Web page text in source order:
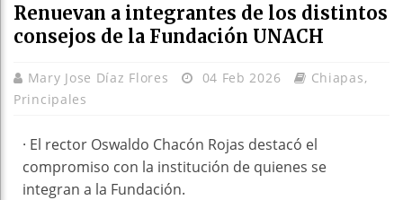
Renuevan a integrantes de los distintos
consejos de la Fundación UNACH
Mary Jose Díaz Flores 04 Feb 2026 Chiapas,
Principales
· El rector Oswaldo Chacón Rojas destacó el
compromiso con la institución de quienes se
integran a la Fundación.